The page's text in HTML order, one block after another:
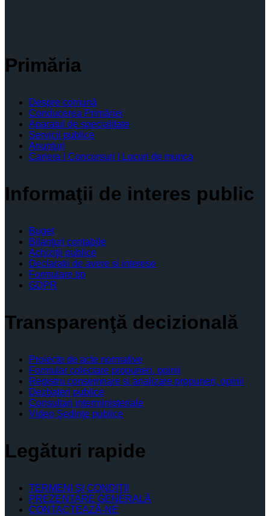
Primăria
Despre comună
Conducerea Primăriei
Aparatul de specialitate
Servicii publice
Anunturi
Cariera | Concursuri | Locuri de munca
Informaţii de interes public
Buget
Bilanţuri contabile
Achiziţii publice
Declaratii de avere si interese
Formulare tip
GDPR
Transparenţă decizională
Proiecte de acte normative
Formular colectare propuneri, opinii
Registru consemnare si analizare propuneri, opinii
Dezbateri publice
Consultari interministeriale
Video Şedinţe publice
Legături rapide
TERMENI ŞI CONDIŢII
PREZENTARE GENERALĂ
CONTACTEAZĂ-NE